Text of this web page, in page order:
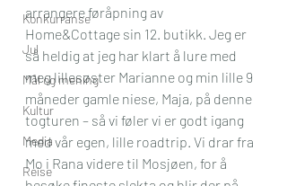
Konkurranse
Jul
Mål og mening
Kultur
Media
Reise
arrangere føråpning av
Home&Cottage sin 12. butikk. Jeg er
så heldig at jeg har klart å lure med
meg lillesøster Marianne og min lille 9
måneder gamle niese, Maja, på denne
togturen – så vi føler vi er godt igang
med vår egen, lille roadtrip. Vi drar fra
Mo i Rana videre til Mosjøen, for å